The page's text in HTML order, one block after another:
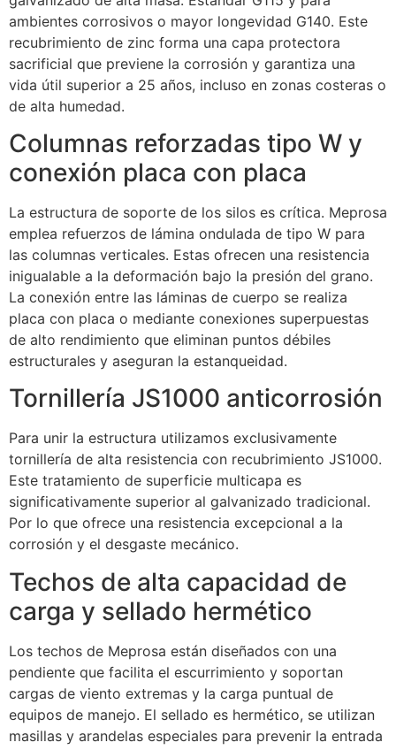
ambientes corrosivos o mayor longevidad G140. Este
recubrimiento de zinc forma una capa protectora
sacrificial que previene la corrosión y garantiza una
vida útil superior a 25 años, incluso en zonas costeras o
de alta humedad.
Columnas reforzadas tipo W y
conexión placa con placa
La estructura de soporte de los silos es crítica. Meprosa
emplea refuerzos de lámina ondulada de tipo W para
las columnas verticales. Estas ofrecen una resistencia
inigualable a la deformación bajo la presión del grano.
La conexión entre las láminas de cuerpo se realiza
placa con placa o mediante conexiones superpuestas
de alto rendimiento que eliminan puntos débiles
estructurales y aseguran la estanqueidad.
Tornillería JS1000 anticorrosión
Para unir la estructura utilizamos exclusivamente
tornillería de alta resistencia con recubrimiento JS1000.
Este tratamiento de superficie multicapa es
significativamente superior al galvanizado tradicional.
Por lo que ofrece una resistencia excepcional a la
corrosión y el desgaste mecánico.
Techos de alta capacidad de
carga y sellado hermético
Los techos de Meprosa están diseñados con una
pendiente que facilita el escurrimiento y soportan
cargas de viento extremas y la carga puntual de
equipos de manejo. El sellado es hermético, se utilizan
masillas y arandelas especiales para prevenir la entrada